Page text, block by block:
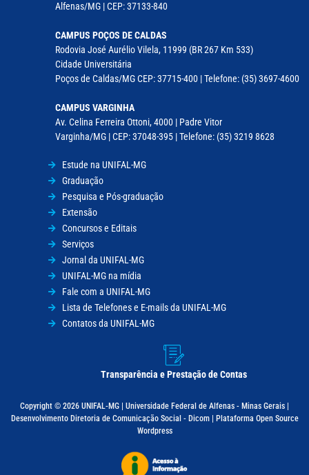
Alfenas/MG | CEP: 37133-840
CAMPUS POÇOS DE CALDAS
Rodovia José Aurélio Vilela, 11999 (BR 267 Km 533)
Cidade Universitária
Poços de Caldas/MG CEP: 37715-400 | Telefone: (35) 3697-4600
CAMPUS VARGINHA
Av. Celina Ferreira Ottoni, 4000 | Padre Vitor
Varginha/MG | CEP: 37048-395 | Telefone: (35) 3219 8628
Estude na UNIFAL-MG
Graduação
Pesquisa e Pós-graduação
Extensão
Concursos e Editais
Serviços
Jornal da UNIFAL-MG
UNIFAL-MG na mídia
Fale com a UNIFAL-MG
Lista de Telefones e E-mails da UNIFAL-MG
Contatos da UNIFAL-MG
Transparência e Prestação de Contas
Copyright © 2026 UNIFAL-MG | Universidade Federal de Alfenas - Minas Gerais |
Desenvolvimento Diretoria de Comunicação Social - Dicom | Plataforma Open Source
Wordpress